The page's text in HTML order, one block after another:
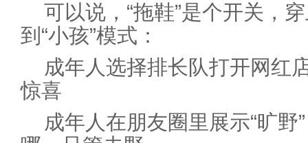
可以说，“拖鞋”是个开关，
到“小孩”模式：
成年人选择排长队打开网红
惊喜
成年人在朋友圈里展示“旷野